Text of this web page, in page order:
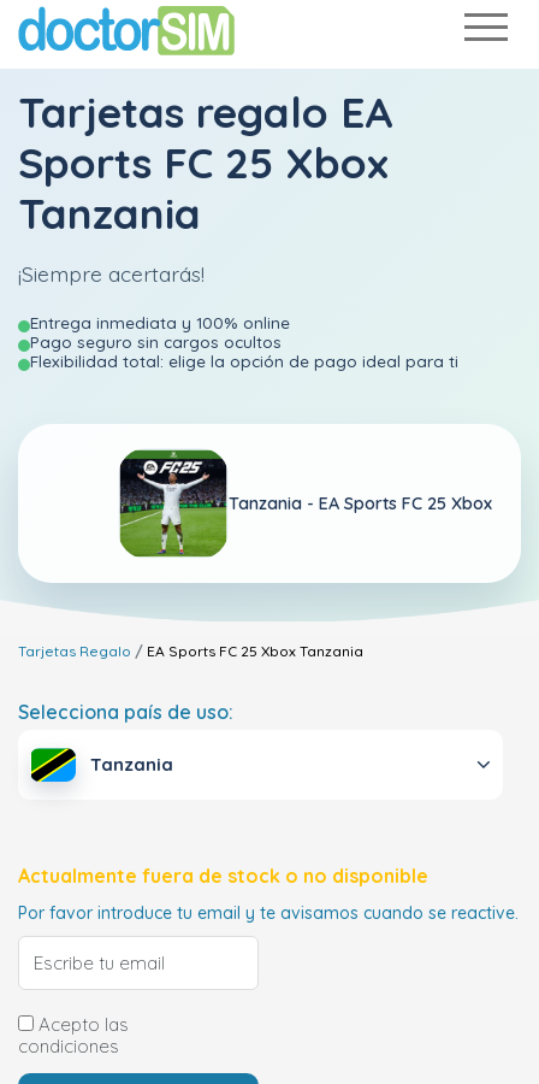
Tarjetas regalo EA
Sports FC 25 Xbox
Tanzania
¡Siempre acertarás!
Entrega inmediata y 100% online
Pago seguro sin cargos ocultos
Flexibilidad total: elige la opción de pago ideal para ti
Tanzania - EA Sports FC 25 Xbox
Tarjetas Regalo EA Sports FC 25 Xbox Tanzania
Selecciona país de uso:
Tanzania
Actualmente fuera de stock o no disponible
Por favor introduce tu email y te avisamos cuando se reactive.
Acepto las
condiciones